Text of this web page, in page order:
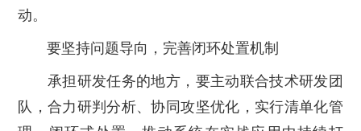
动。
要坚持问题导向，完善闭环处置机制
承担研发任务的地方，要主动联合技术研发团
队，合力研判分析、协同攻坚优化，实行清单化管